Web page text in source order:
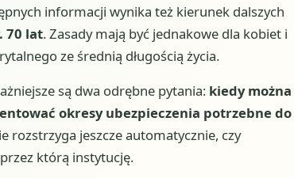
informacji wynika też kierunek dalszych
70 lat. Zasady mają być jednakowe dla kobiet i
ze średnią długością życia.
są dwa odrębne pytania: kiedy można
okresy ubezpieczenia potrzebne do
rozstrzyga jeszcze automatycznie, czy
którą instytucję.